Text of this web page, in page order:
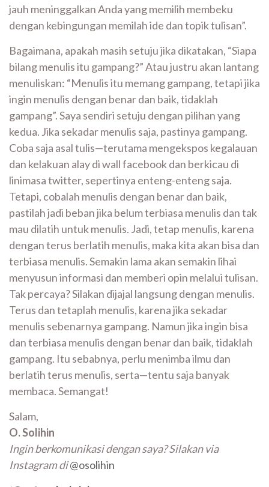
jauh meninggalkan Anda yang memilih membeku
dengan kebingungan memilah ide dan topik tulisan”.
Bagaimana, apakah masih setuju jika dikatakan, “Siapa
bilang menulis itu gampang?” Atau justru akan lantang
menuliskan: “Menulis itu memang gampang, tetapi jika
ingin menulis dengan benar dan baik, tidaklah
gampang”. Saya sendiri setuju dengan pilihan yang
kedua. Jika sekadar menulis saja, pastinya gampang.
Coba saja asal tulis—terutama mengekspos kegalauan
dan kelakuan alay di wall facebook dan berkicau di
linimasa twitter, sepertinya enteng-enteng saja.
Tetapi, cobalah menulis dengan benar dan baik,
pastilah jadi beban jika belum terbiasa menulis dan tak
mau dilatih untuk menulis. Jadi, tetap menulis, karena
dengan terus berlatih menulis, maka kita akan bisa dan
terbiasa menulis. Semakin lama akan semakin lihai
menyusun informasi dan memberi opin melalui tulisan.
Tak percaya? Silakan dijajal langsung dengan menulis.
Terus dan tetaplah menulis, karena jika sekadar
menulis sebenarnya gampang. Namun jika ingin bisa
dan terbiasa menulis dengan benar dan baik, tidaklah
gampang. Itu sebabnya, perlu menimba ilmu dan
berlatih terus menulis, serta—tentu saja banyak
membaca. Semangat!
Salam,
O. Solihin
Ingin berkomunikasi dengan saya? Silakan via
Instagram di@osolihin